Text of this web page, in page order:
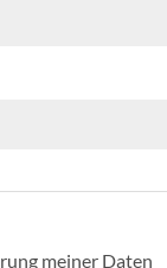
meiner Daten